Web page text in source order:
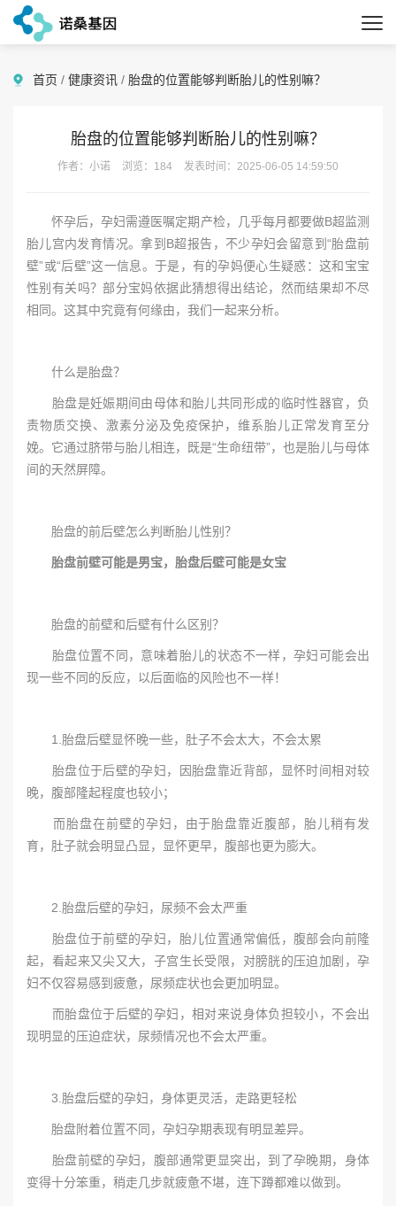
首页 / 健康资讯 / 胎盘的位置能够判断胎儿的性别嘛？
胎盘的位置能够判断胎儿的性别嘛？
作者：小诺 浏览：184 发表时间：2025-06-05 14:59:50
怀孕后，孕妇需遵医嘱定期产检，几乎每月都要做B超监测
胎儿宫内发育情况。拿到B超报告，不少孕妇会留意到“胎盘前
壁”或“后壁”这一信息。于是，有的孕妈便心生疑惑：这和宝宝
性别有关吗？部分宝妈依据此猜想得出结论，然而结果却不尽
相同。这其中究竟有何缘由，我们一起来分析。
什么是胎盘？
胎盘是妊娠期间由母体和胎儿共同形成的临时性器官，负
责物质交换、激素分泌及免疫保护，维系胎儿正常发育至分
娩。它通过脐带与胎儿相连，既是“生命纽带”，也是胎儿与母体
间的天然屏障。
胎盘的前后壁怎么判断胎儿性别？
胎盘前壁可能是男宝，胎盘后壁可能是女宝
胎盘的前壁和后壁有什么区别？
胎盘位置不同，意味着胎儿的状态不一样，孕妇可能会出
现一些不同的反应，以后面临的风险也不一样！
1.胎盘后壁显怀晚一些，肚子不会太大，不会太累
胎盘位于后壁的孕妇，因胎盘靠近背部，显怀时间相对较
晚，腹部隆起程度也较小；
而胎盘在前壁的孕妇，由于胎盘靠近腹部，胎儿稍有发
育，肚子就会明显凸显，显怀更早，腹部也更为膨大。
2.胎盘后壁的孕妇，尿频不会太严重
胎盘位于前壁的孕妇，胎儿位置通常偏低，腹部会向前隆
起，看起来又尖又大，子宫生长受限，对膀胱的压迫加剧，孕
妇不仅容易感到疲惫，尿频症状也会更加明显。
而胎盘位于后壁的孕妇，相对来说身体负担较小，不会出
现明显的压迫症状，尿频情况也不会太严重。
3.胎盘后壁的孕妇，身体更灵活，走路更轻松
胎盘附着位置不同，孕妇孕期表现有明显差异。
胎盘前壁的孕妇，腹部通常更显突出，到了孕晚期，身体
变得十分笨重，稍走几步就疲惫不堪，连下蹲都难以做到。